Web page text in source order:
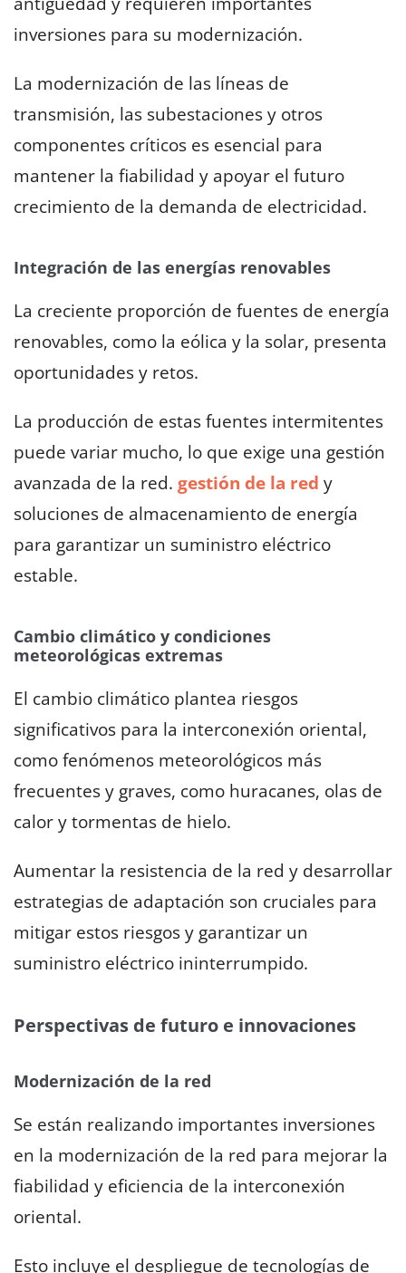
inversiones para su modernización.
La modernización de las líneas de
transmisión, las subestaciones y otros
componentes críticos es esencial para
mantener la fiabilidad y apoyar el futuro
crecimiento de la demanda de electricidad.
Integración de las energías renovables
La creciente proporción de fuentes de energía
renovables, como la eólica y la solar, presenta
oportunidades y retos.
La producción de estas fuentes intermitentes
puede variar mucho, lo que exige una gestión
avanzada de la red. gestión de la red y
soluciones de almacenamiento de energía
para garantizar un suministro eléctrico
estable.
Cambio climático y condiciones
meteorológicas extremas
El cambio climático plantea riesgos
significativos para la interconexión oriental,
como fenómenos meteorológicos más
frecuentes y graves, como huracanes, olas de
calor y tormentas de hielo.
Aumentar la resistencia de la red y desarrollar
estrategias de adaptación son cruciales para
mitigar estos riesgos y garantizar un
suministro eléctrico ininterrumpido.
Perspectivas de futuro e innovaciones
Modernización de la red
Se están realizando importantes inversiones
en la modernización de la red para mejorar la
fiabilidad y eficiencia de la interconexión
oriental.
Esto incluye el despliegue de tecnologías de